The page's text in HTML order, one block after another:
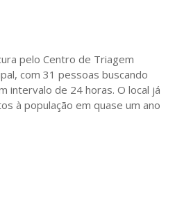
pelo Centro de Triagem
com 31 pessoas buscando
intervalo de 24 horas. O local já
à população em quase um ano